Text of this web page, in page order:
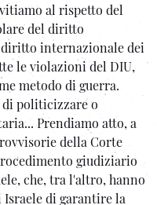
al rispetto del
del diritto
internazionale dei
le violazioni del DIU,
metodo di guerra.
politicizzare o
Prendiamo atto, a
della Corte
giudiziario
che, tra l'altro, hanno
di garantire la